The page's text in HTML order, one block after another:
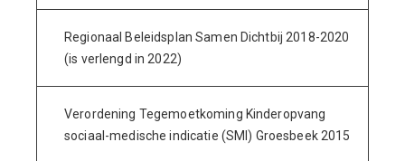
Regionaal Beleidsplan Samen Dichtbij 2018-2020
(is verlengd in 2022)
Verordening Tegemoetkoming Kinderopvang
sociaal-medische indicatie (SMI) Groesbeek 2015